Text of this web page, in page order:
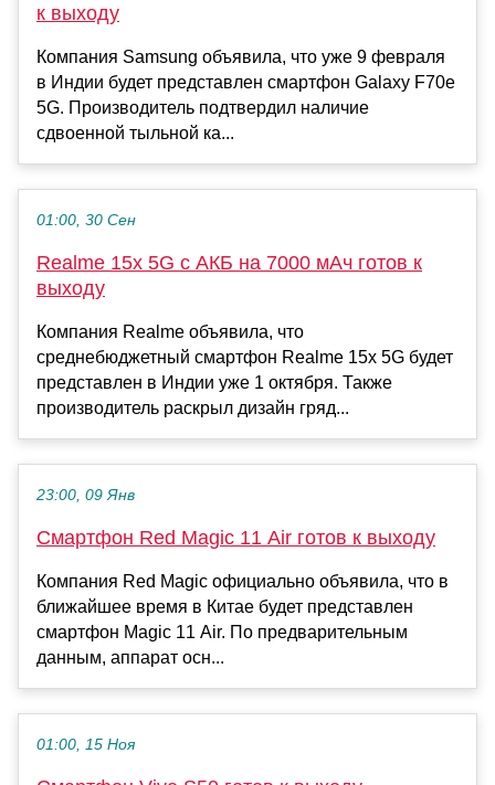
к выходу
Компания Samsung объявила, что уже 9 февраля
в Индии будет представлен смартфон Galaxy F70e
5G. Производитель подтвердил наличие
сдвоенной тыльной ка...
01:00, 30 Сен
Realme 15x 5G с АКБ на 7000 мАч готов к
выходу
Компания Realme объявила, что
среднебюджетный смартфон Realme 15x 5G будет
представлен в Индии уже 1 октября. Также
производитель раскрыл дизайн гряд...
23:00, 09 Янв
Смартфон Red Magic 11 Air готов к выходу
Компания Red Magic официально объявила, что в
ближайшее время в Китае будет представлен
смартфон Magic 11 Air. По предварительным
данным, аппарат осн...
01:00, 15 Ноя